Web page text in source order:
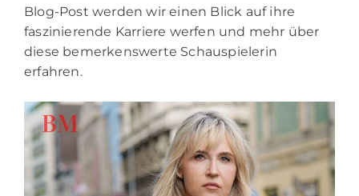
Blog-Post werden wir einen Blick auf ihre
faszinierende Karriere werfen und mehr über
diese bemerkenswerte Schauspielerin
erfahren.